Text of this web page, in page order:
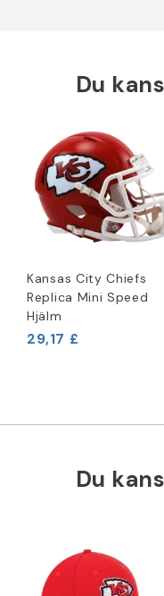
Du
Kansas City Chiefs
Replica Mini Speed
Hjälm
29,17 £
Du